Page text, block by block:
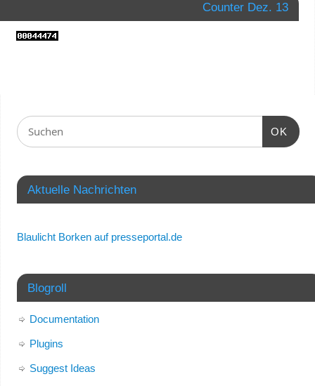
Counter Dez. 13
OK
Aktuelle Nachrichten
Blaulicht Borken auf presseportal.de
Blogroll
Documentation
Plugins
Suggest Ideas